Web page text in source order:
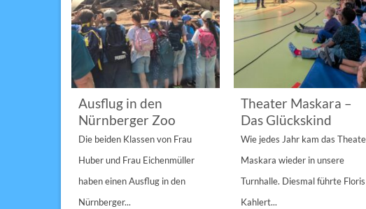
Ausflug in den
Nürnberger Zoo
Die beiden Klassen von Frau
Huber und Frau Eichenmüller
haben einen Ausflug in den
Nürnberger...
Theater Maskara –
Das Glückskind
Wie jedes Jahr kam das
Maskara wieder in unsere
Turnhalle. Diesmal führte Floris
Kahlert...